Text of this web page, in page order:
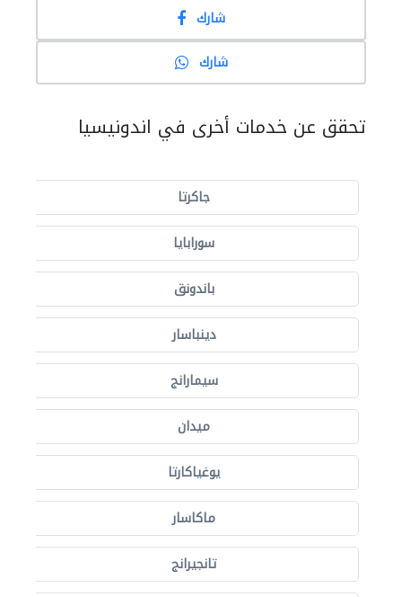
شارك
شارك
تحقق عن خدمات أخرى في اندونيسيا
جاكرتا
سورابايا
باندونق
دينباسار
سيمارانج
ميدان
يوغياكارتا
ماكاسار
تانجيرانج